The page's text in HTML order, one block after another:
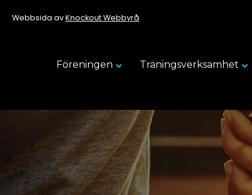
Föreningen Träningsverksamhet
Webbsida avKnockout Webbyrå